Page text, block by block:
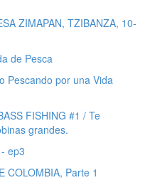
ZIMAPAN, TZIBANZA, 10-
de Pesca
Pescando por una Vida
FISHING #1 / Te
grandes.
ep3
COLOMBIA, Parte 1